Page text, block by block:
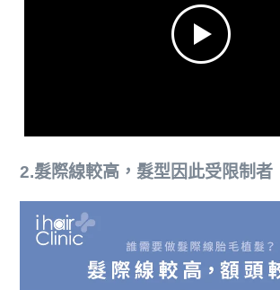
2.髮際線較高，髮型因此受限制者